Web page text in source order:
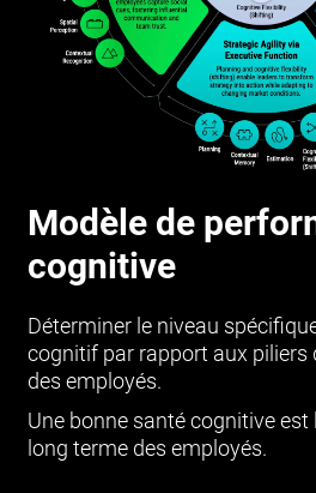
Modèle de
cognitive
Déterminer le niveau
cognitif par rapport aux piliers
des employés.
Une bonne santé cognitive est
long terme des employés.